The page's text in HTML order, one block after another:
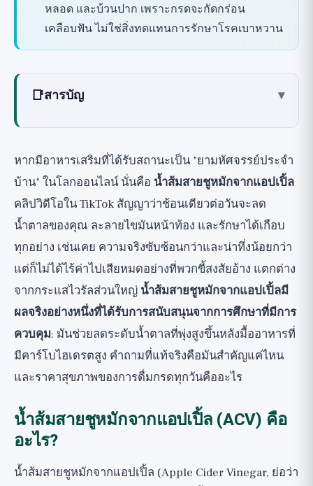
หลอด และบ้วนปาก เพราะกรดจะกัดกร่อน
เคลือบฟัน ไม่ใช่สิ่งทดแทนการรักษาโรคเบาหวาน
📑สารบัญ ▾
ความเชื่อมโยงกับน้ำตาลในเลือด: กลไกของก
หลักฐานในปัจจุบัน
การศึกษา 1: Johnston ปี 2004 ความไวต่ออินซูลิน
การศึกษา 2: การวิเคราะห์อภิมานของ Shishehbor
การศึกษา 3: Khezri ปี 2018 การลดน้ำหนัก
แยกสิ่งที่พิสูจน์ได้ออกจาก hype
คำเตือนด้านความปลอดภัยที่สำคัญ: มันไม่
ปลอดภัยทั้งหมด
1. การสึกกร่อนของเคลือบฟัน
กระเพาะอาหาร
างถูกต้อง
หากมีอาหารเสริมที่ได้รับสถานะเป็น "ยามหัศจรรย์ประจำ
บ้าน" ในโลกออนไลน์ นั่นคือ น้ำส้มสายชูหมักจากแอปเปิ้ล
คลิปวิดีโอใน TikTok สัญญาว่าช้อนเดียวต่อวันจะลด
น้ำตาลของคุณ ละลายไขมันหน้าท้อง และรักษาได้เกือบ
ทุกอย่าง เช่นเคย ความจริงซับซ้อนกว่าและน่าทึ่งน้อยกว่า
แต่ก็ไม่ได้ไร้ค่าไปเสียหมดอย่างที่พวกขี้สงสัยอ้าง แตกต่าง
จากกระแสไวรัลส่วนใหญ่ น้ำส้มสายชูหมักจากแอปเปิ้ลมี
ผลจริงอย่างหนึ่งที่ได้รับการสนับสนุนจากการศึกษาที่มีการ
ควบคุม: มันช่วยลดระดับน้ำตาลที่พุ่งสูงขึ้นหลังมื้ออาหารที่
มีคาร์โบไฮเดรตสูง คำถามที่แท้จริงคือมันสำคัญแค่ไหน
และราคาสุขภาพของการดื่มกรดทุกวันคืออะไร
น้ำส้มสายชูหมักจากแอปเปิ้ล (ACV) คือ
อะไร?
น้ำส้มสายชูหมักจากแอปเปิ้ล (Apple Cider Vinegar, ย่อว่า